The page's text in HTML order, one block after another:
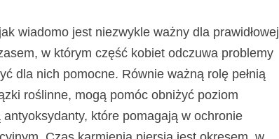
wiadomo jest niezwykle ważny dla prawidłowej
w którym część kobiet odczuwa problemy
dla nich pomocne. Równie ważną rolę pełnią
roślinne, mogą pomóc obniżyć poziom
które pomagają w ochronie